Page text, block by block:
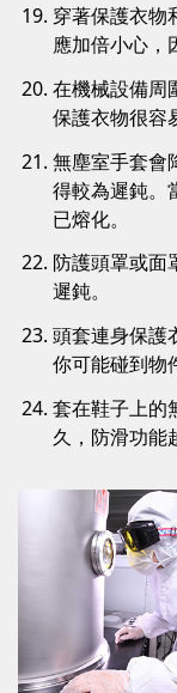
穿著保護衣物
應加倍小心，
在機械設備周
保護衣物很容
無塵室手套會
得較為遲鈍。
已熔化。
防護頭罩或面
遲鈍。
頭套連身保護
你可能碰到物
套在鞋子上的
久，防滑功能